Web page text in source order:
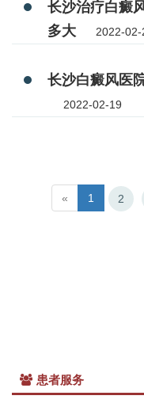
长沙治疗白癜
多大
2022-02-
长沙白癜风医
2022-02-19
« 1 2
患者服务